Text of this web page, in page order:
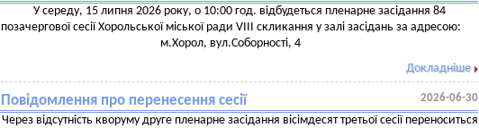
У середу, 15 липня 2026 року, о 10:00 год. відбудеться пленарне засідання 84
позачергової сесії Хорольської міської ради VIII скликання у залі засідань за адресою:
м.Хорол, вул.Соборності, 4
Докладніше
Повідомлення про перенесення сесії 2026-06-30
Через відсутність кворуму друге пленарне засідання вісімдесят третьої сесії переноситься